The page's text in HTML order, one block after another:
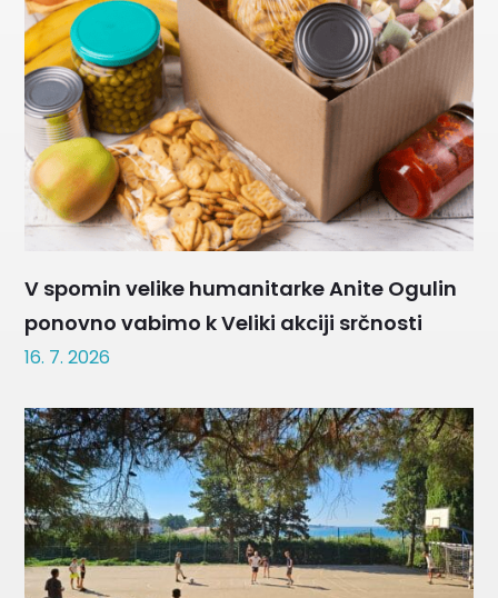
V spomin velike humanitarke Anite Ogulin
ponovno vabimo k Veliki akciji srčnosti
16. 7. 2026